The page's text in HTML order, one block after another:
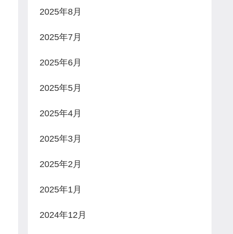
2025年8月
2025年7月
2025年6月
2025年5月
2025年4月
2025年3月
2025年2月
2025年1月
2024年12月